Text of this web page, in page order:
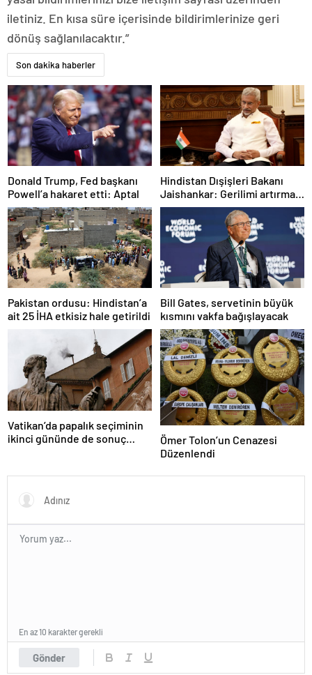
iletiniz. En kısa süre içerisinde bildirimlerinize geri
dönüş sağlanılacaktır.”
Son dakika haberler
Donald Trump, Fed başkanı
Powell’a hakaret etti: Aptal
Hindistan Dışişleri Bakanı
Jaishankar: Gerilimi artırmak
gibi bir niyetimiz yok
Pakistan ordusu: Hindistan’a
ait 25 İHA etkisiz hale getirildi
Bill Gates, servetinin büyük
kısmını vakfa bağışlayacak
Vatikan’da papalık seçiminin
ikinci gününde de sonuç
Ömer Tolon’un Cenazesi
Düzenlendi
Gönder
En az 10 karakter gerekli